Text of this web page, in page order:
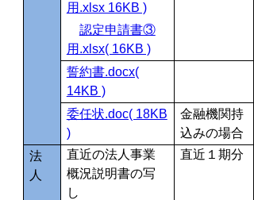
用.xlsx 16KB )
認定申請書③
用.xlsx( 16KB )
誓約書.docx(
14KB )
委任状.doc( 18KB
)
金融機関持
込みの場合
法
人
直近の法人事業
概況説明書の写
し
直近１期分